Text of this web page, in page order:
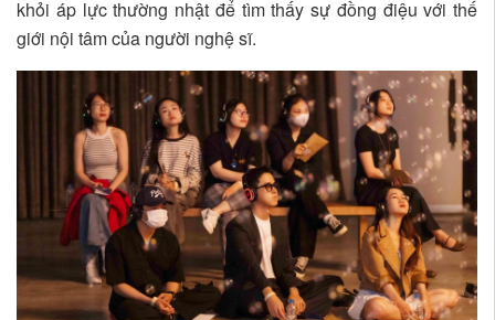
khỏi áp lực thường nhật để tìm thấy sự đồng điệu với thế
giới nội tâm của người nghệ sĩ.